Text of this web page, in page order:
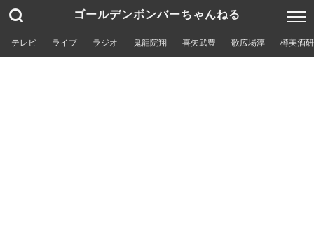
ゴールデンボンバーちゃんねる
テレビ ライブ ラジオ 鬼龍院翔 喜矢武豊 歌広場淳 樽美酒